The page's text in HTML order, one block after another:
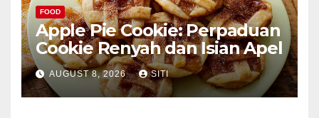
FOOD
Apple Pie Cookie: Perpaduan
Cookie Renyah dan Isian Apel
AUGUST 8, 2026 SITI